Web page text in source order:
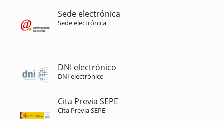
Sede electrónica
Sede electrónica
DNI electrónico
DNI electrónico
Cita Previa SEPE
Cita Previa SEPE